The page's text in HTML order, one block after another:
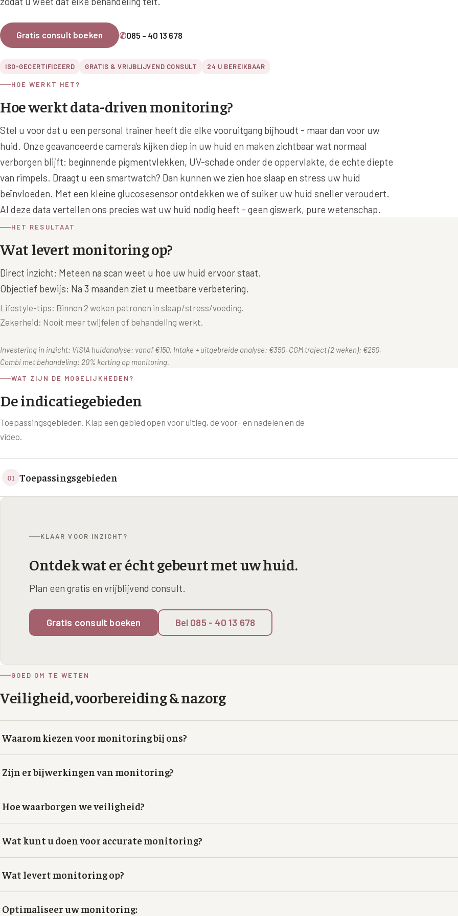
Ingevallen slapen
Radiesse
Saypha Filler
Saypha Volume
Saypha Volume Plus
Sculptra (collageen
aanmaak)
Silhouette Soft
Teosyal Redensity
Gratis consult boeken ✆085 - 40 13 678
ISO-GECERTIFICEERD GRATIS & VRIJBLIJVEND CONSULT 24 U BEREIKBAAR
HOE WERKT HET?
Hoe werkt data-driven monitoring?
Stel u voor dat u een personal trainer heeft die elke vooruitgang bijhoudt - maar dan voor uw
huid. Onze geavanceerde camera's kijken diep in uw huid en maken zichtbaar wat normaal
verborgen blijft: beginnende pigmentvlekken, UV-schade onder de oppervlakte, de echte diepte
van rimpels. Draagt u een smartwatch? Dan kunnen we zien hoe slaap en stress uw huid
beïnvloeden. Met een kleine glucosesensor ontdekken we of suiker uw huid sneller veroudert.
Al deze data vertellen ons precies wat uw huid nodig heeft - geen giswerk, pure wetenschap.
HET RESULTAAT
Wat levert monitoring op?
Direct inzicht: Meteen na scan weet u hoe uw huid ervoor staat.
Objectief bewijs: Na 3 maanden ziet u meetbare verbetering.
Lifestyle-tips: Binnen 2 weken patronen in slaap/stress/voeding.
Zekerheid: Nooit meer twijfelen of behandeling werkt.
Investering in inzicht: VISIA huidanalyse: vanaf €150, Intake + uitgebreide analyse: €350, CGM traject (2 weken): €250,
Combi met behandeling: 20% korting op monitoring.
WAT ZIJN DE MOGELIJKHEDEN?
De indicatiegebieden
Toepassingsgebieden. Klap een gebied open voor uitleg, de voor- en nadelen en de
video.
01 Toepassingsgebieden
KLAAR VOOR INZICHT?
Ontdek wat er écht gebeurt met uw huid.
Plan een gratis en vrijblijvend consult.
Gratis consult boeken Bel 085 - 40 13 678
GOED OM TE WETEN
Veiligheid, voorbereiding & nazorg
Waarom kiezen voor monitoring bij ons?
Zijn er bijwerkingen van monitoring?
Hoe waarborgen we veiligheid?
Wat kunt u doen voor accurate monitoring?
Wat levert monitoring op?
Optimaliseer uw monitoring: